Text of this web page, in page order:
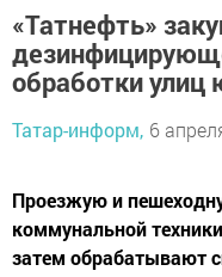
«Татнефть»
обработки улиц
Татар-информ, 6
Проезжую и
коммунальной
затем обрабатывают